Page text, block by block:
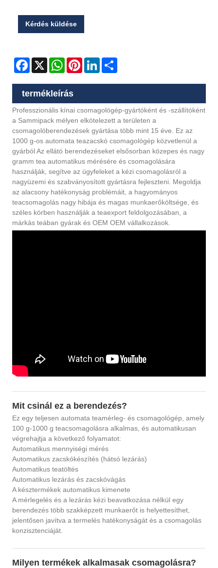
Kérdés küldése
Facebook
X WhatsAppPinterestLinkedIn
termékleírás
Professzionális kínai csomagológép-gyártóként és -szállítóként
a Sammipack mélyen elkötelezett a területen a
csomagolóberendezések gyártása több mint 15 éve. Ez az
1000 g-os automata teazacskó csomagológép közvetlenül a
gyárból Az ellátó berendezéseket elsősorban közepes és nagy
gramm tea automatikus mérésére és csomagolására
használják, segítve az ügyfeleket a kézi csomagolásról a
nagyüzemi és szabványosított gyártásra fejleszteni. Megoldja
az alacsony hatékonyság problémáit, a hagyományos
teacsomagolás nagy hibája és magas munkaerőköltsége, és
széles körben használják a teaexport feldolgozásában, a
márkás teában gyárak és OEM OEM vállalkozások.
Mit csinál ez a berendezés?
Ez egy teljesen automata teamérleg- és csomagológép, amely
100 g-1000 g teacsomagolásra alkalmas, és automatikusan
végrehajtja a következő folyamatot:
Automatikus mennyiségi mérés
Automatikus zacskókészítés (hátsó lezárás)
Automatikus teatöltés
Automatikus lezárás és zacskóvágás
A késztermékek automatikus kimenete
A mérlegelés és a lezárás kézi beavatkozása nélkül egy
berendezés több szakképzett munkaerőt is helyettesíthet,
jelentősen javítva a termelés hatékonyságát és a csomagolás
konzisztenciáját.
Milyen termékek alkalmasak csomagolásra?